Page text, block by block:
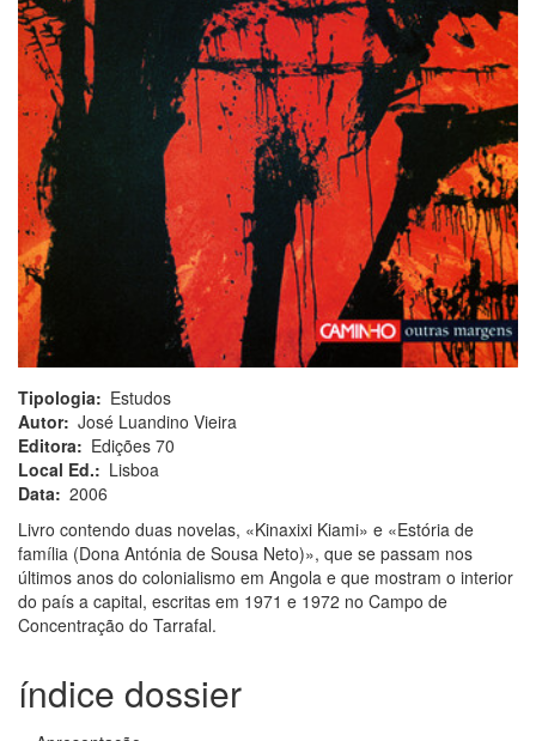
Tipologia
Estudos
Autor José Luandino Vieira
Editora
Edições 70
Local Ed.
Lisboa
Data
2006
Livro contendo duas novelas, «Kinaxixi Kiami» e «Estória de
família (Dona Antónia de Sousa Neto)», que se passam nos
últimos anos do colonialismo em Angola e que mostram o interior
do país a capital, escritas em 1971 e 1972 no Campo de
Concentração do Tarrafal.
índice dossier